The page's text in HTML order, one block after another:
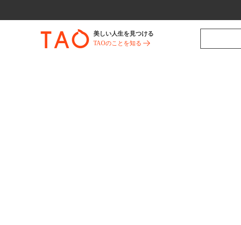
美しい人生を見つける
TAOのことを知る